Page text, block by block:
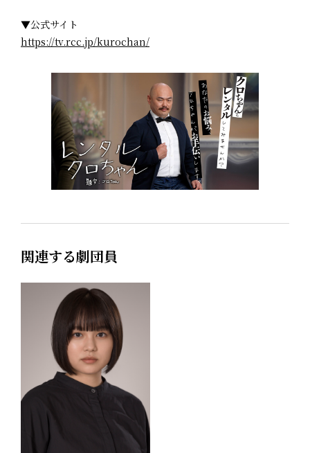
▼公式サイト
https://tv.rcc.jp/kurochan/
関連する劇団員